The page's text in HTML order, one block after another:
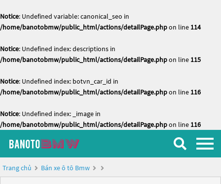
Notice: Undefined variable: canonical_seo in
/home/banotobmw/public_html/actions/detailPage.phpon line 114
Notice: Undefined index: descriptions in
/home/banotobmw/public_html/actions/detailPage.phpon line 115
Notice: Undefined index: botvn_car_id in
/home/banotobmw/public_html/actions/detailPage.phpon line 116
Notice: Undefined index: _image in
/home/banotobmw/public_html/actions/detailPage.phpon line 116
Trang chủ Bán xe ô tô Bmw